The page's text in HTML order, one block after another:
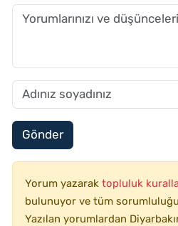
Gönder
Yorum yazarak topluluk
bulunuyor ve tüm
Yazılan yorumlardan